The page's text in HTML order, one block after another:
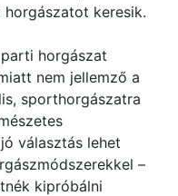
keresik.
horgászat
nem jellemző a
sporthorgászatra
választás lehet
–
kipróbálni